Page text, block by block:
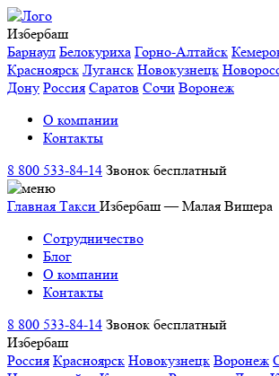
Избербаш
Барнаул Белокуриха Горно-Алтайск
Красноярск Луганск Новокузнецк
Дону Россия Саратов Сочи Воронеж
О компании
Контакты
8 800 533-84-14 Звонок бесплатный
Главная Такси Избербаш — Малая Вишера
Сотрудничество
Блог
О компании
Контакты
8 800 533-84-14 Звонок бесплатный
Избербаш
Россия Красноярск Новокузнецк Воронеж